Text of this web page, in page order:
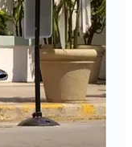
rette tilgang
handler om at